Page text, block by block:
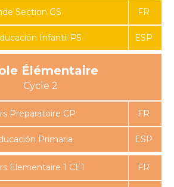
Section GS
Infantil P5
Élémentaire
Preparatoire CP
Primaria
Elementaire 1 CE1